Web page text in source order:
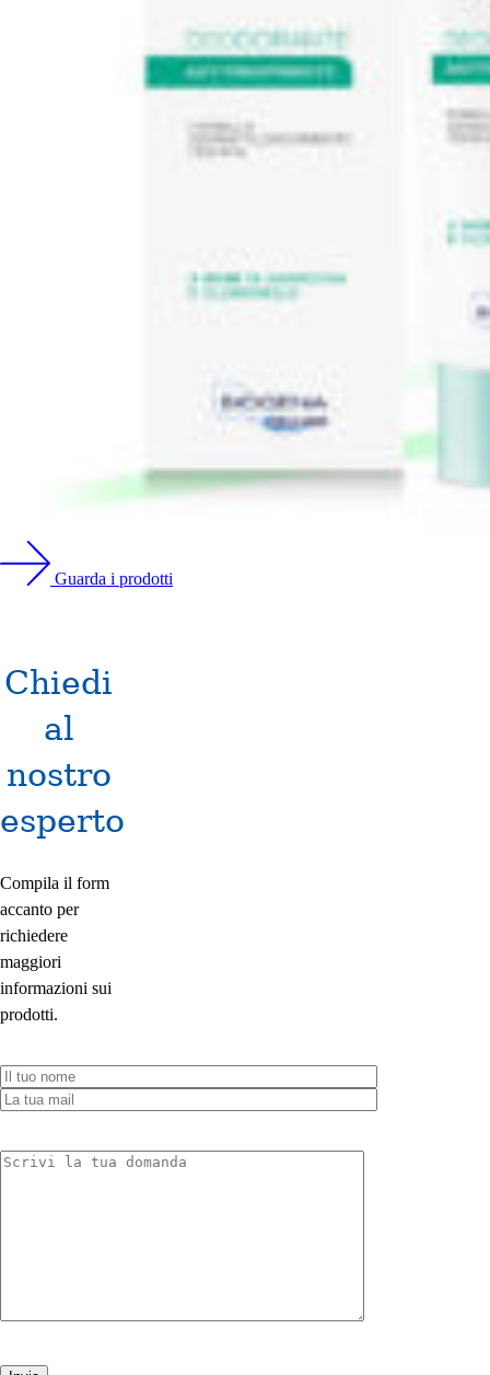
Guarda i prodotti
Chiedi
al
nostro
esperto
Compila il form
accanto per
richiedere
maggiori
informazioni sui
prodotti.